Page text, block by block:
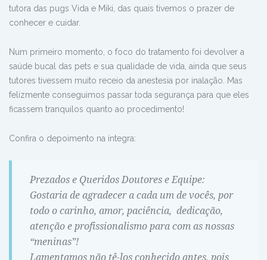
tutora das pugs Vida e Miki, das quais tivemos o prazer de
conhecer e cuidar.
Num primeiro momento, o foco do tratamento foi devolver a
saúde bucal das pets e sua qualidade de vida, ainda que seus
tutores tivessem muito receio da anestesia por inalação. Mas
felizmente conseguimos passar toda segurança para que eles
ficassem tranquilos quanto ao procedimento!
Confira o depoimento na íntegra:
Prezados e Queridos Doutores e Equipe:
Gostaria de agradecer a cada um de vocês, por
todo o carinho, amor, paciência, dedicação,
atenção e profissionalismo para com as nossas
“meninas”!
Lamentamos não tê-los conhecido antes, pois